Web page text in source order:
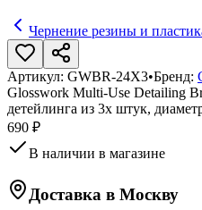
Чернение резины и
Артикул: GWBR-24X3•Бренд:
Glosswork Multi-Use Detailing
детейлинга из 3х штук,
690 ₽
В наличии в магазине
Доставка в Москву